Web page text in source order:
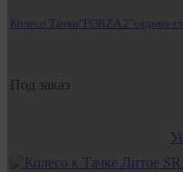
Колесо Тачки"FORZA 2"садово-
Под заказ